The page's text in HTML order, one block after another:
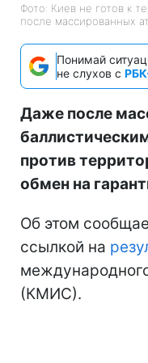
Фото: Киев не готов к
после массированных
Понимай
не слухов с
Даже после
против
обмен на
Об этом
ссылкой на
(КМИС).